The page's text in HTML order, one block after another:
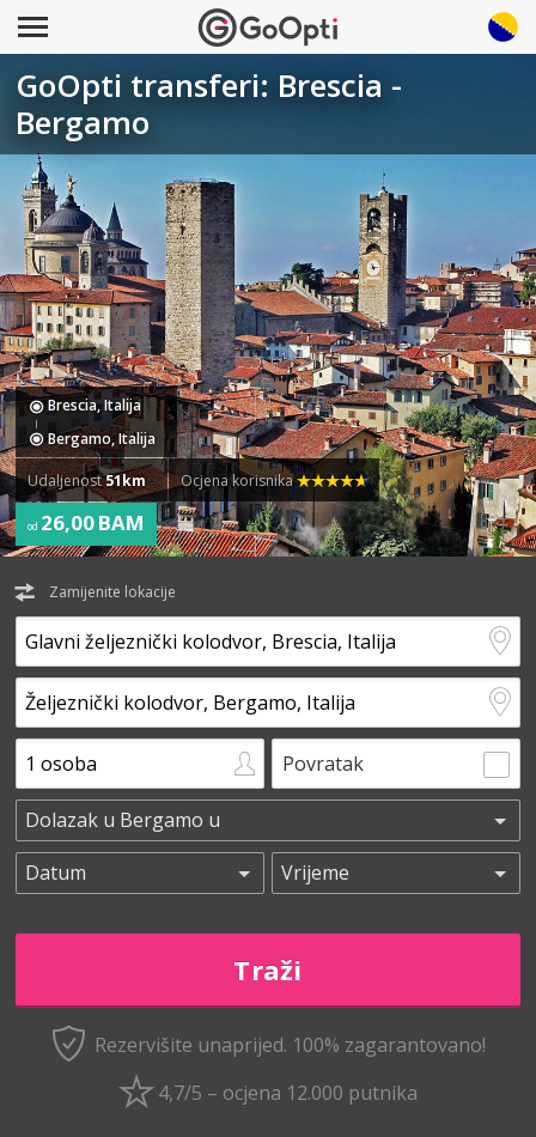
GoOpti transferi: Brescia -
Bergamo
Brescia, Italija
Bergamo, Italija
Udaljenost51km Ocjena korisnika
od 26,00 BAM
Zamijenite lokacije
Povratak
Rezervišite unaprijed. 100% zagarantovano!
4,7/5 – ocjena 12.000 putnika